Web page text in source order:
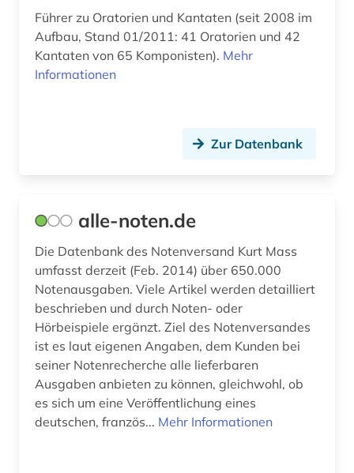
erzählung (1)
exil (1)
fachdidaktik (1)
fachinformationsdienst (2)
familie (3)
fanzine (1)
feminismus (1)
fernsehen (1)
Führer zu Oratorien und Kantaten (seit 2008 im
Aufbau, Stand 01/2011: 41 Oratorien und 42
Kantaten von 65 Komponisten). Mehr
Informationen
Zur Datenbank
alle-noten.de
Die Datenbank des Notenversand Kurt Mass
umfasst derzeit (Feb. 2014) über 650.000
Notenausgaben. Viele Artikel werden detailliert
beschrieben und durch Noten- oder
Hörbeispiele ergänzt. Ziel des Notenversandes
ist es laut eigenen Angaben, dem Kunden bei
seiner Notenrecherche alle lieferbaren
Ausgaben anbieten zu können, gleichwohl, ob
es sich um eine Veröffentlichung eines
deutschen, französ... Mehr Informationen